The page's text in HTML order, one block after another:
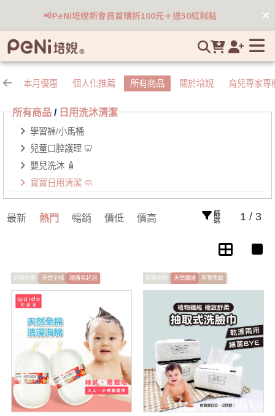
用品如何選？PeNi培婗一起把關寶寶的用品清潔 | 培婗高品質母
📢PeNi培婗新會員首購折100元＋送50紅利點
本月優惠 個人化推薦 所有商品 關於培婗 育兒專家專
所有商品 / 日用洗沐清潔
學習褲/小馬桶
兒童口腔護理 🦷
嬰兒洗沐 🧴
寶寶日用清潔 🧼
最新 熱門 暢銷 價低 價高 篩選 1 / 3
無螢光劑 天然全棉 親膚易起泡 無螢光劑 天然纖維 厚實柔軟